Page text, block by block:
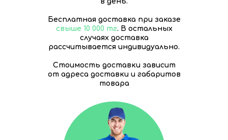
Бесплатная доставка при заказе
свыше 10 000 тг. В остальных
случаях доставка
рассчитывается индивидуально.
Стоимость доставки зависит
от адреса доставки и габаритов
товара